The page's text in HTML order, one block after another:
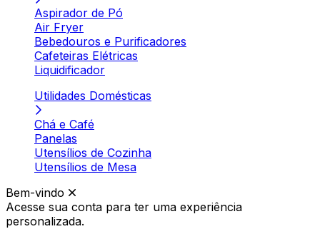
Aspirador de Pó
Air Fryer
Bebedouros e Purificadores
Cafeteiras Elétricas
Liquidificador
Utilidades Domésticas
Chá e Café
Panelas
Utensílios de Cozinha
Utensílios de Mesa
Bem-vindo
Acesse sua conta para ter uma experiência
personalizada.